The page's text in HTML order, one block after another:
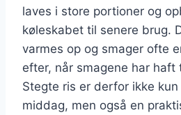
laves i store portioner og
køleskabet til senere brug.
varmes op og smager ofte
efter, når smagene har
Stegte ris er derfor ikke
middag, men også en